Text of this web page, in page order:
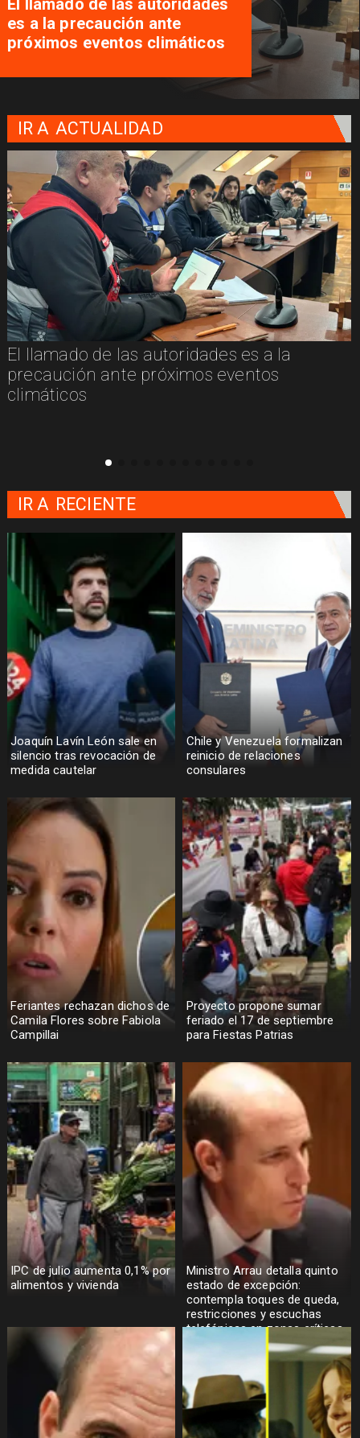
es a la precaución ante
próximos eventos climáticos
IR A ACTUALIDAD
El llamado de las autoridades es a la
precaución ante próximos eventos
climáticos
Joaquín Lavín León sale en
silencio tras revocación de
medida cautelar
Chile y Venezuela formalizan
reinicio de relaciones
consulares
Feriantes rechazan dichos de
Camila Flores sobre Fabiola
Campillai
Proyecto propone sumar
feriado el 17 de septiembre
para Fiestas Patrias
IPC de julio aumenta 0,1% por
alimentos y vivienda
Ministro Arrau detalla quinto
estado de excepción:
contempla toques de queda,
restricciones y escuchas
telefónicas en zonas críticas
IR A RECIENTE